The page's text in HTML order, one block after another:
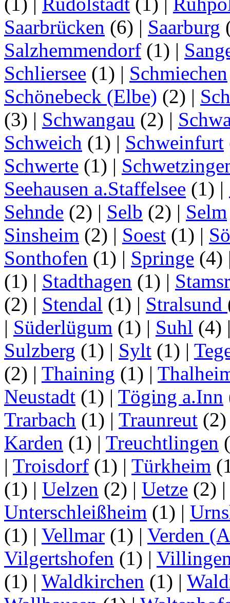
Saarbrücken (6) | Saarburg
Salzhemmendorf (1) |
Schliersee (1) | Schmiechen
Schönebeck (Elbe) (2) |
(3) | Schwangau (2) |
Schweich (1) | Schweinfurt
Schwerte (1) |
Seehausen a.Staffelsee (1) |
Sehnde (2) | Selb (2) | Selm
Sinsheim (2) | Soest (1) |
Sonthofen (1) | Springe (4)
(1) | Stadthagen (1) |
(2) | Stendal (1) | Stralsund
| Süderlügum (1) | Suhl (4)
Sulzberg (1) | Sylt (1) |
(2) | Thaining (1) |
Neustadt (1) | Töging a.Inn
Trarbach (1) | Traunreut
Karden (1) | Treuchtlingen
| Troisdorf (1) | Türkheim
(1) | Uelzen (2) | Uetze (2)
Unterschleißheim (1) |
(1) | Vellmar (1) | Verden
Vilgertshofen (1) |
(1) | Waldkirchen (1) |